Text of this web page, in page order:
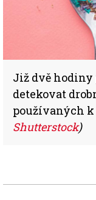
Již dvě hodiny
detekovat
používaných
Shutterstock)